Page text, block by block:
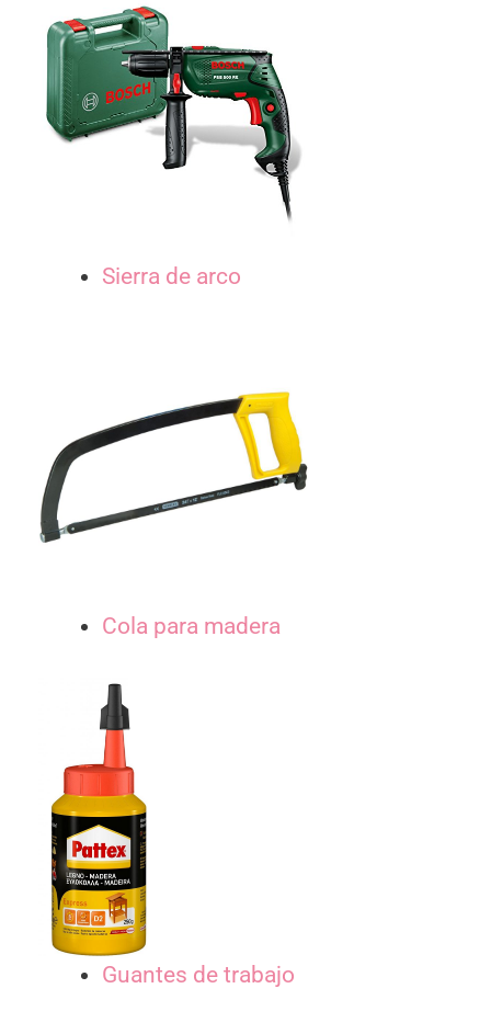
Sierra de arco
Cola para madera
Guantes de trabajo